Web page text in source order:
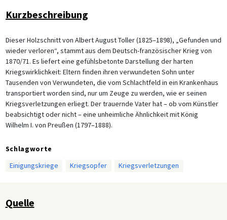
Kurzbeschreibung
Dieser Holzschnitt von Albert August Toller (1825–1898), „Gefunden und
wieder verloren“, stammt aus dem Deutsch-französischer Krieg von
1870/71. Es liefert eine gefühlsbetonte Darstellung der harten
Kriegswirklichkeit: Eltern finden ihren verwundeten Sohn unter
Tausenden von Verwundeten, die vom Schlachtfeld in ein Krankenhaus
transportiert worden sind, nur um Zeuge zu werden, wie er seinen
Kriegsverletzungen erliegt. Der trauernde Vater hat – ob vom Künstler
beabsichtigt oder nicht – eine unheimliche Ähnlichkeit mit König
Wilhelm I. von Preußen (1797–1888).
Schlagworte
Einigungskriege
Kriegsopfer Kriegsverletzungen
Quelle